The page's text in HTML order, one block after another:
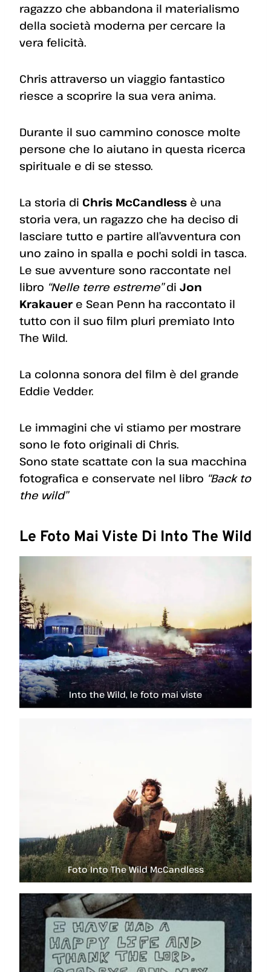
ragazzo che abbandona il materialismo
della società moderna per cercare la
vera felicità.
Chris attraverso un viaggio fantastico
riesce a scoprire la sua vera anima.
Durante il suo cammino conosce molte
persone che lo aiutano in questa ricerca
spirituale e di se stesso.
La storia di Chris McCandless è una
storia vera, un ragazzo che ha deciso di
lasciare tutto e partire all’avventura con
uno zaino in spalla e pochi soldi in tasca.
Le sue avventure sono raccontate nel
libro “Nelle terre estreme”di Jon
Krakauer e Sean Penn ha raccontato il
tutto con il suo film pluri premiato Into
The Wild.
La colonna sonora del film è del grande
Eddie Vedder.
Le immagini che vi stiamo per mostrare
sono le foto originali di Chris.
Sono state scattate con la sua macchina
fotografica e conservate nel libro “Back to
the wild”
Le Foto Mai Viste Di Into The Wild
Into the Wild, le foto mai viste
Foto Into The Wild McCandless